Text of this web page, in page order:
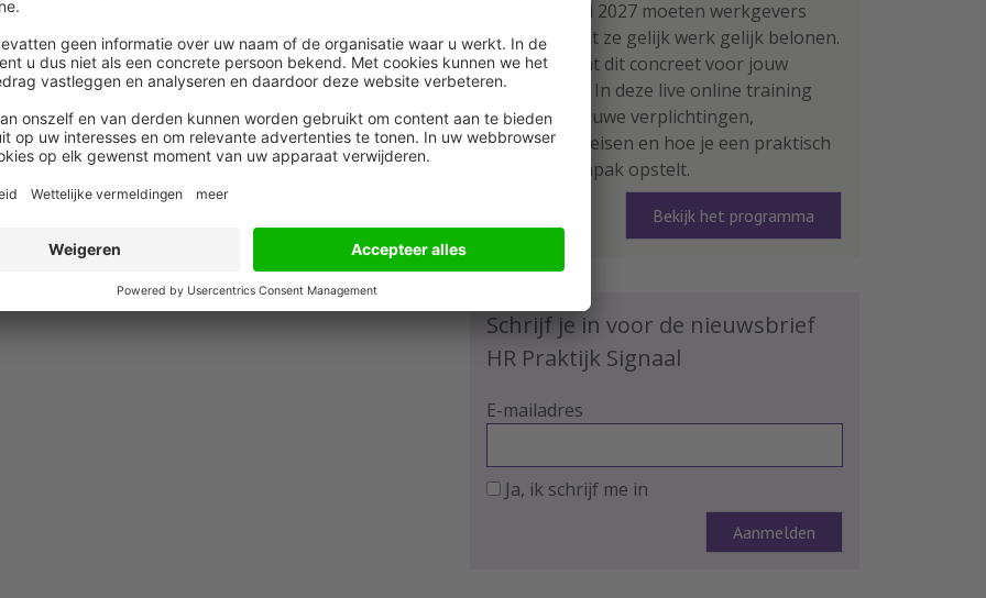
Per 1 januari 2027 moeten werkgevers
aantonen dat ze gelijk werk gelijk belonen.
Wat betekent dit concreet voor jouw
organisatie? In deze live online training
leer je de nieuwe verplichtingen,
rapportage-eisen en hoe je een praktisch
plan van aanpak opstelt.
Bekijk het programma
Schrijf je in voor de nieuwsbrief
HR Praktijk Signaal
E-mailadres
Ja, ik schrijf me in